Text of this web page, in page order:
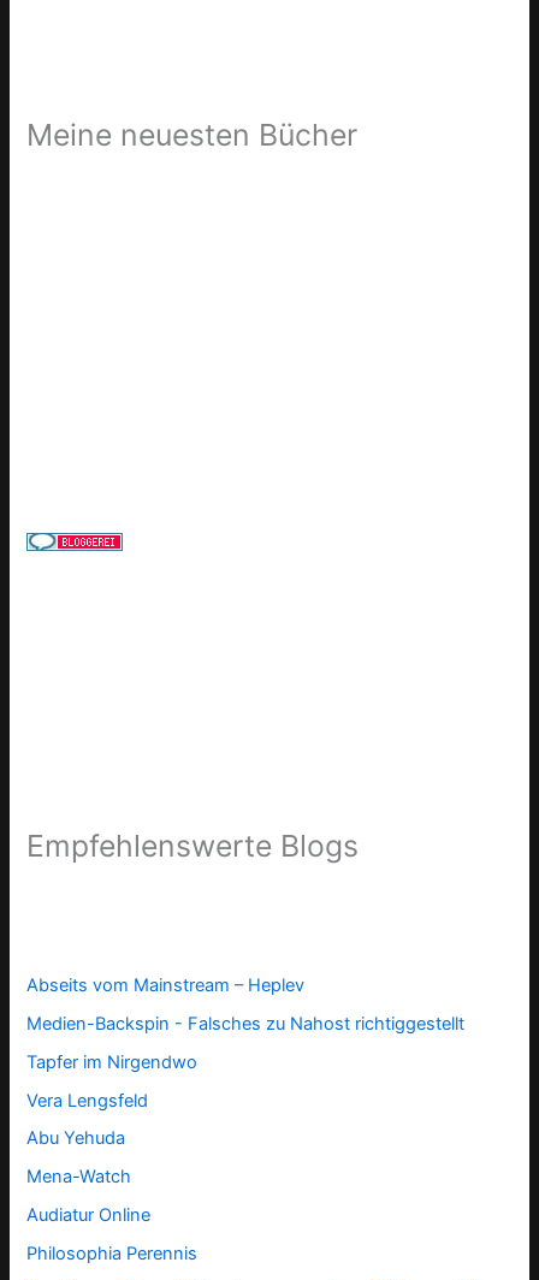
Meine neuesten Bücher
Empfehlenswerte Blogs
Abseits vom Mainstream – Heplev
Medien-Backspin - Falsches zu Nahost richtiggestellt
Tapfer im Nirgendwo
Vera Lengsfeld
Abu Yehuda
Mena-Watch
Audiatur Online
Philosophia Perennis